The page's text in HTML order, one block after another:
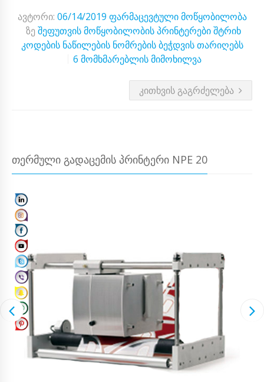
ავტორი: 06/14/2019 ფარმაცევტული მოწყობილობა
ზე შეფუთვის მოწყობილობის პრინტერები შტრიხ
კოდების ნაწილების ნომრების ბეჭდვის თარიღებს
6 მომხმარებლის მიმოხილვა
ᲙᲘᲗᲮᲕᲘᲡ ᲒᲐᲒᲠᲫᲔᲚᲔᲑᲐ
ᲗᲔᲠᲛᲣᲚᲘ ᲒᲐᲓᲐᲪᲔᲛᲘᲡ ᲞᲠᲘᲜᲢᲔᲠᲘ NPE 20